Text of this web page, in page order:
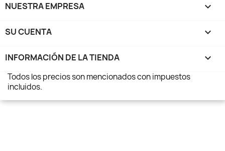
NUESTRA EMPRESA 
SU CUENTA 
INFORMACIÓN DE LA TIENDA keyboard_arrow_down
Todos los precios son mencionados con impuestos
incluidos.